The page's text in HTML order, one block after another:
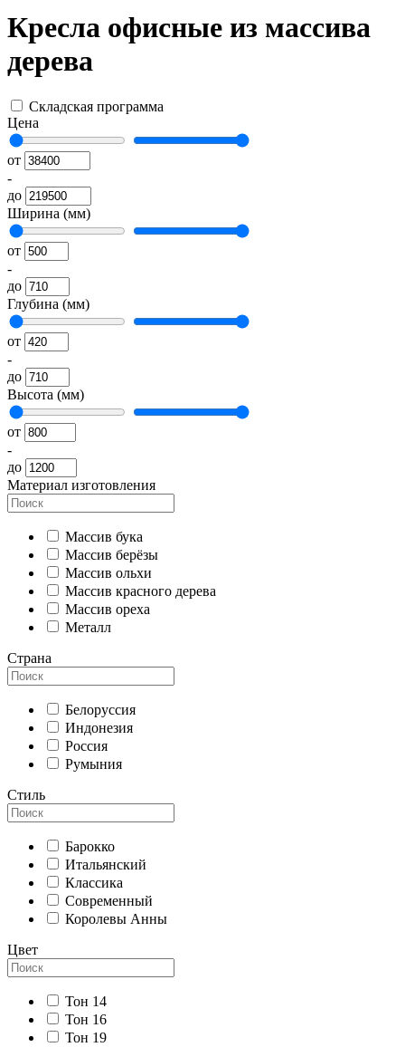
Кресла офисные из массива
дерева
Складская программа
Цена
от
-
до
Ширина (мм)
от
-
до
Глубина (мм)
от
-
до
Высота (мм)
от
-
до
Материал изготовления
Массив бука
Массив берёзы
Массив ольхи
Массив красного дерева
Массив ореха
Металл
Страна
Белоруссия
Индонезия
Россия
Румыния
Стиль
Барокко
Итальянский
Классика
Современный
Королевы Анны
Цвет
Тон 14
Тон 16
Тон 19